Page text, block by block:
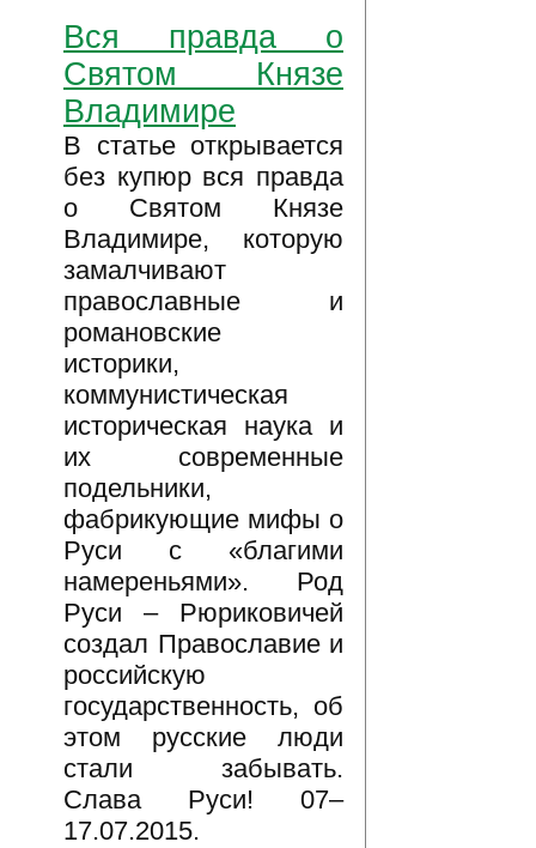
Вся правда о
Святом Князе
Владимире
В статье открывается
без купюр вся правда
о Святом Князе
Владимире, которую
замалчивают
православные и
романовские
историки,
коммунистическая
историческая наука и
их современные
подельники,
фабрикующие мифы о
Руси с «благими
намереньями». Род
Руси – Рюриковичей
создал Православие и
российскую
государственность, об
этом русские люди
стали забывать.
Слава Руси! 07–
17.07.2015.